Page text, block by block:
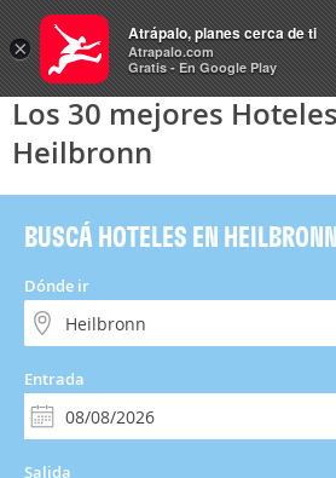
Hoteles
Los 30 mejores
Heilbronn
BUSCÁ HOTELES EN HEILBRONN
Dónde ir
Entrada
Salida
×
Atrápalo, planes cerca de ti
Atrapalo.com
Gratis - En Google Play